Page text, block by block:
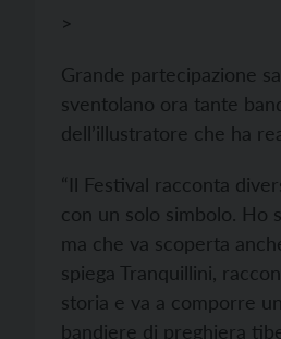
>
Grande partecipazione
sventolano ora tante
dell’illustratore che ha
“Il Festival racconta
con un solo simbolo. Ho
ma che va scoperta
spiega Tranquillini,
storia e va a comporre
bandiere di preghiera